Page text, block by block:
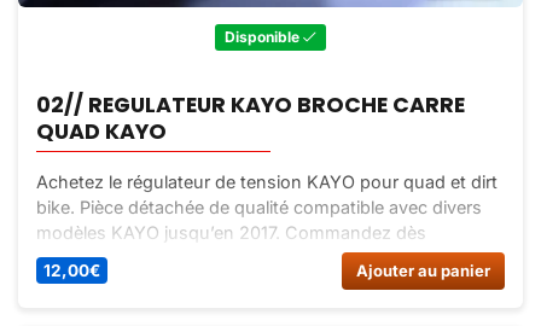
Disponible
02// REGULATEUR KAYO BROCHE CARRE
QUAD KAYO
Achetez le régulateur de tension KAYO pour quad et dirt
bike. Pièce détachée de qualité compatible avec divers
modèles KAYO jusqu’en 2017. Commandez dès
maintenant sur Dirt Bike France !
12,00€ Ajouter au panier